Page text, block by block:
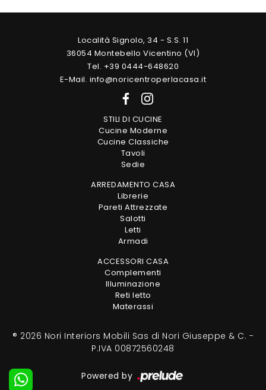
Località Signolo, 34 - S.S. 11
36054 Montebello Vicentino (VI)
Tel. +39 0444-648620
E-Mail. info@noricentroperlacasa.it
STILI DI CUCINE
Cucine Moderne
Cucine Classiche
Tavoli
Sedie
ARREDAMENTO CASA
Librerie
Pareti Attrezzate
Salotti
Letti
Armadi
ACCESSORI CASA
Complementi
Illuminazione
Reti letto
Materassi
® 2026 Nori Interiors Mobili Sas di Nori Giuseppe & C. -
P.IVA 00872560248
Powered by